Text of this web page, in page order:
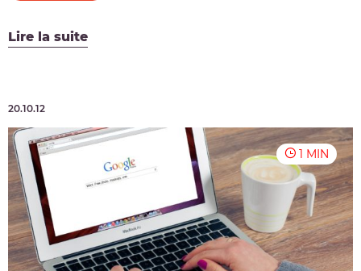
Lire la suite
20.10.12
1 MIN